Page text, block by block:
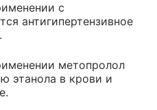
с
антигипертензивное
метопролол
этанола в крови и